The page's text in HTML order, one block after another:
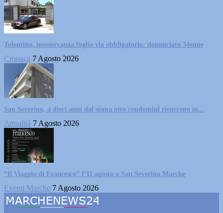
Tolentino, inosservanza foglio via obbligatorio: denunciato 34enne
Cronaca 7 Agosto 2026
San Severino, a dieci anni dal sisma otto condomini rientrano in...
Attualità 7 Agosto 2026
“Il Viaggio di Francesco” l’11 agosto a San Severino Marche
Eventi Marche 7 Agosto 2026